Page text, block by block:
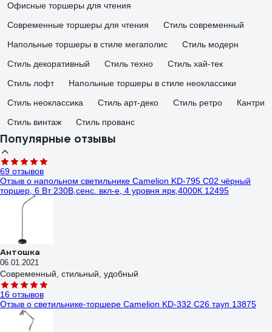
Офисные торшеры для чтения
Современные торшеры для чтения
Стиль современный
Напольные торшеры в стиле мегаполис
Стиль модерн
Стиль декоративный
Стиль техно
Стиль хай-тек
Стиль лофт
Напольные торшеры в стиле неоклассики
Стиль неоклассика
Стиль арт-деко Стиль ретро
Кантри
Стиль винтаж
Стиль прованс
Популярные отзывы
69 отзывов
Отзыв о напольном светильнике Camelion KD-795 C02 чёрный
торшер, 6 Вт 230В,сенс. вкл-е, 4 уровня ярк,4000К 12495
Антошка
06.01.2021
Современный, стильный, удобный
16 отзывов
Отзыв о светильнике-торшере Camelion KD-332 C26 тауп 13875